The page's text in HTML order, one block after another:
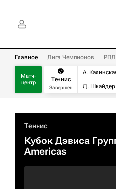
Главное Лига Чемпионов РПЛ
Матч-
центр
Теннис
Завершен
А.
Д. Шнайдер
Теннис
Кубок Дэвиса
Americas